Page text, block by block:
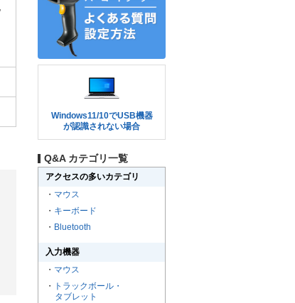
Windows11/10でUSB機器
が認識されない場合
Q&A カテゴリ一覧
アクセスの多いカテゴリ
・ マウス
・ キーボード
・ Bluetooth
入力機器
・ マウス
・
トラックボール・
タブレット